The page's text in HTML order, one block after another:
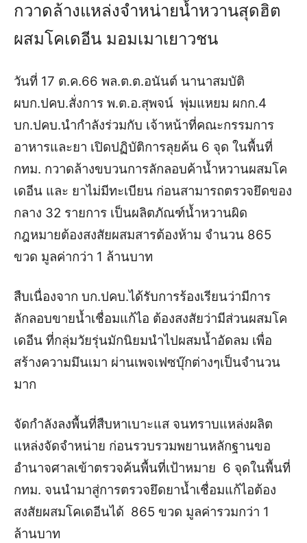
กวาดล้างแหล่งจำหน่ายน้ำหวานสุดฮิต
ผสมโคเดอีน มอมเมาเยาวชน
วันที่ 17 ต.ค.66 พล.ต.ต.อนันต์ นานาสมบัติ
ผบก.ปคบ.สั่งการ พ.ต.อ.สุพจน์ พุ่มแหยม ผกก.4
บก.ปคบ.นำกำลังร่วมกับ เจ้าหน้าที่คณะกรรมการ
อาหารและยา เปิดปฏิบัติการลุยค้น 6 จุด ในพื้นที่
กทม. กวาดล้างขบวนการลักลอบค้าน้ำหวานผสมโค
เดอีน และ ยาไม่มีทะเบียน ก่อนสามารถตรวจยึดของ
กลาง 32 รายการ เป็นผลิตภัณฑ์น้ำหวานผิด
กฎหมายต้องสงสัยผสมสารต้องห้าม จำนวน 865
ขวด มูลค่ากว่า 1 ล้านบาท
สืบเนื่องจาก บก.ปคบ.ได้รับการร้องเรียนว่ามีการ
ลักลอบขายน้ำเชื่อมแก้ไอ ต้องสงสัยว่ามีส่วนผสมโค
เดอีน ที่กลุ่มวัยรุ่นมักนิยมนำไปผสมน้ำอัดลม เพื่อ
สร้างความมึนเมา ผ่านเพจเฟซบุ๊กต่างๆเป็นจำนวน
มาก
จัดกำลังลงพื้นที่สืบหาเบาะแส จนทราบแหล่งผลิต
แหล่งจัดจำหน่าย ก่อนรวบรวมพยานหลักฐานขอ
อำนาจศาลเข้าตรวจค้นพื้นที่เป้าหมาย 6 จุดในพื้นที่
กทม. จนนำมาสู่การตรวจยึดยาน้ำเชื่อมแก้ไอต้อง
สงสัยผสมโคเดอีนได้ 865 ขวด มูลค่ารวมกว่า 1
ล้านบาท